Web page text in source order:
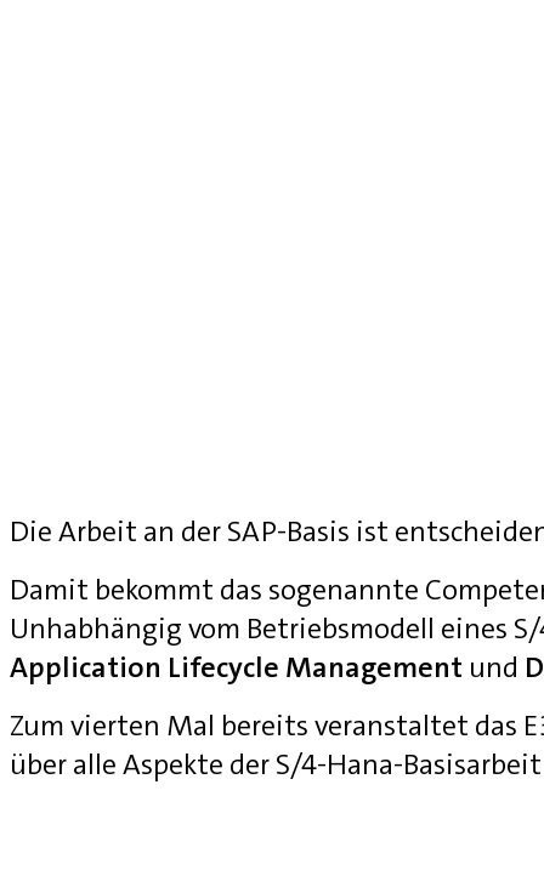
Die Arbeit an der SAP-Basis ist
Damit bekommt das sogenannte
Unhabhängig vom Betriebsmodell eines
Application Lifecycle Management und
Zum vierten Mal bereits veranstaltet das
über alle Aspekte der S/4-Hana-